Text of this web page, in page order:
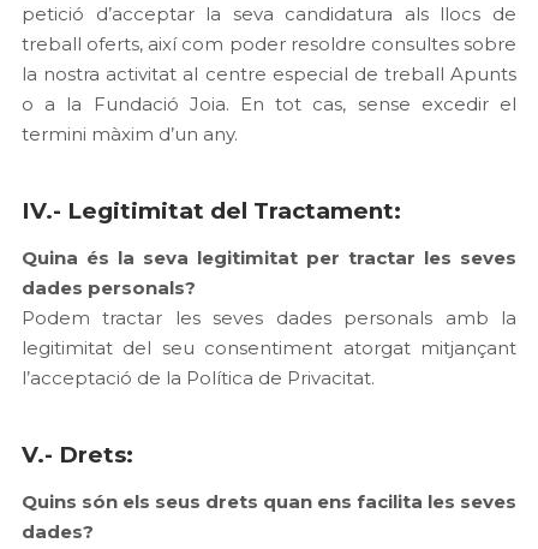
petició d’acceptar la seva candidatura als llocs de
treball oferts, així com poder resoldre consultes sobre
la nostra activitat al centre especial de treball Apunts
o a la Fundació Joia. En tot cas, sense excedir el
termini màxim d’un any.
IV.- Legitimitat del Tractament:
Quina és la seva legitimitat per tractar les seves
dades personals?
Podem tractar les seves dades personals amb la
legitimitat del seu consentiment atorgat mitjançant
l’acceptació de la Política de Privacitat.
V.- Drets:
Quins són els seus drets quan ens facilita les seves
dades?